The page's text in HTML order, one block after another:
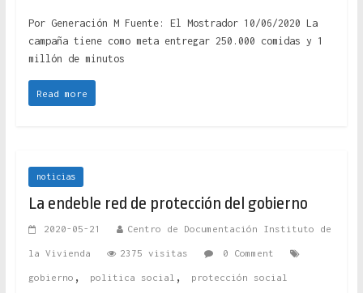
Por Generación M Fuente: El Mostrador 10/06/2020 La
campaña tiene como meta entregar 250.000 comidas y 1
millón de minutos
Read more
noticias
La endeble red de protección del gobierno
2020-05-21 Centro de Documentación Instituto de
la Vivienda 2375 visitas 0 Comment
gobierno , politica social , protección social